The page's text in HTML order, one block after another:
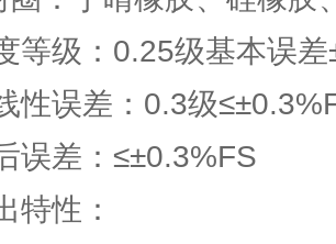
级：0.25级基本误差
误差：0.3级
差：≤±0.3%FS
性：